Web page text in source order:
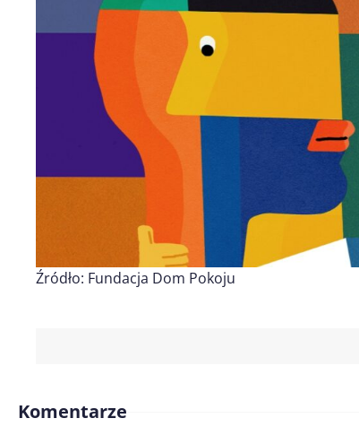
Źródło: Fundacja Dom Pokoju
Komentarze